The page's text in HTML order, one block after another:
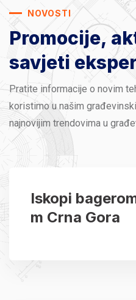
NOVOSTI
Promocije,
savjeti
Pratite informacije o novim
koristimo u našim
najnovijim trendovima u
Iskopi
m Crna Gora